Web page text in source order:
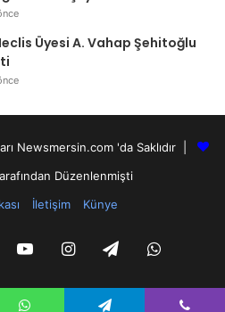
Üyesi A. Vahap Şehitoğlu
Newsmersin.com 'da Saklıdır |
Düzenlenmişti
İletişim Künye
YouTubeInstagram
Telegram